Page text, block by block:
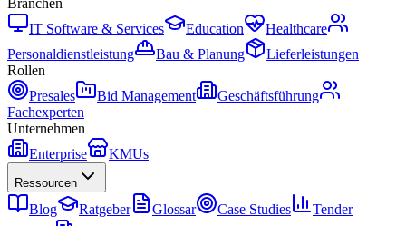
Branchen
IT Software & Services
Education
Healthcare
Personaldienstleistung
Bau & Planung
Lieferleistungen
Rollen
Presales
Bid Management
Geschäftsführung
Fachexperten
Unternehmen
Enterprise
KMUs
Ressourcen
Blog Ratgeber Glossar Case Studies
Tender